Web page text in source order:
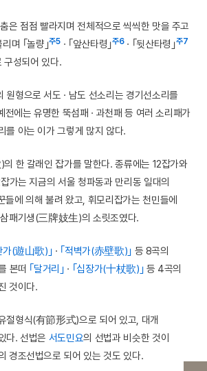
은 점점 빨라지며 전체적으로 씩씩한 맛을 주고
며 ｢놀량｣주5 · ｢앞산타령｣주6· ｢뒷산타령｣주7
구성되어 있다.
원형으로 서도 · 남도 선소리는 경기선소리를
전에는 유명한 뚝섬패 · 과천패 등 여러 소리패가
를 아는 이가 그렇게 많지 않다.
한 갈래인 잡가를 말한다. 종류에는 12잡가와
가는 지금의 서울 청파동과 만리동 일대의
에 의해 불려 왔고, 휘모리잡가는 천민들에
패기생(三牌妓生)의 소릿조였다.
가(遊山歌)｣ · ｢적벽가(赤壁歌)｣ 등 8곡의
본떠 ｢달거리｣ · ｢십장가(十杖歌)｣ 등 4곡의
것이다.
절형식(有節形式)으로 되어 있고, 대개
다. 선법은 서도민요의 선법과 비슷한 것이
경조선법으로 되어 있는 것도 있다.